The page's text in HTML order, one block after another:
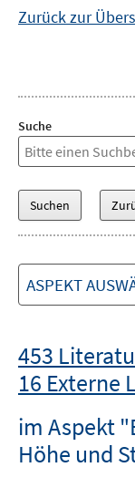
Zurück zur
Suche
ASPEKT
453
16 Externe
im Aspekt
Höhe und